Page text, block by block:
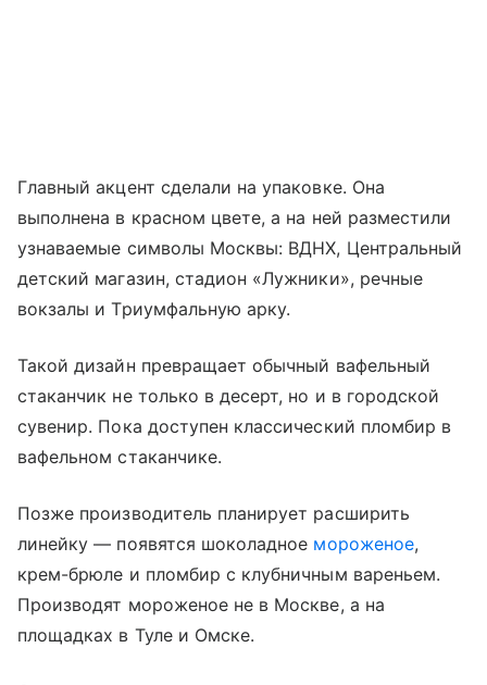
Главный акцент сделали на упаковке. Она
выполнена в красном цвете, а на ней разместили
узнаваемые символы Москвы: ВДНХ, Центральный
детский магазин, стадион «Лужники», речные
вокзалы и Триумфальную арку.
Такой дизайн превращает обычный вафельный
стаканчик не только в десерт, но и в городской
сувенир. Пока доступен классический пломбир в
вафельном стаканчике.
Позже производитель планирует расширить
линейку — появятся шоколадное мороженое,
крем-брюле и пломбир с клубничным вареньем.
Производят мороженое не в Москве, а на
площадках в Туле и Омске.